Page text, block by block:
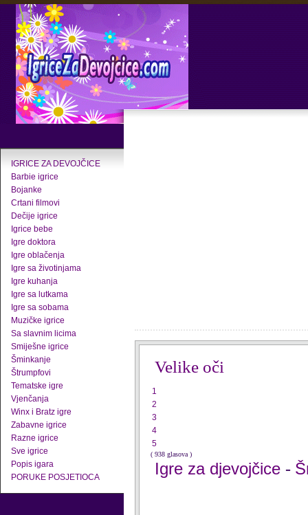
IGRICE ZA DEVOJČICE
Barbie igrice
Bojanke
Crtani filmovi
Dečije igrice
Igrice bebe
Igre doktora
Igre oblačenja
Igre sa životinjama
Igre kuhanja
Igre sa lutkama
Igre sa sobama
Muzičke igrice
Sa slavnim licima
Smiješne igrice
Šminkanje
Štrumpfovi
Tematske igre
Vjenčanja
Winx i Bratz igre
Zabavne igrice
Razne igrice
Sve igrice
Popis igara
PORUKE POSJETIOCA
Velike oči
1
2
3
4
5
( 938 glasova )
Igre za djevojčice -